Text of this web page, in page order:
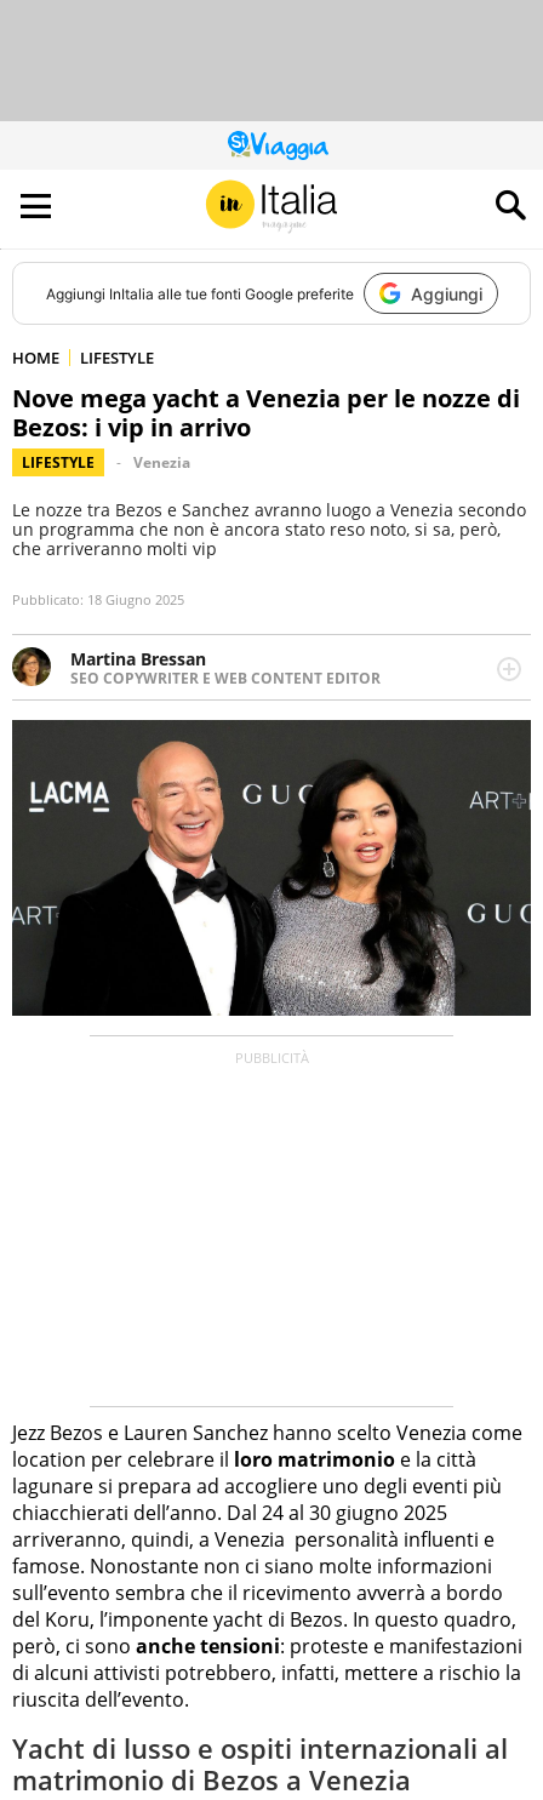
QUESTO
SITO
CONTRIBUISCE
ALL’AUDIENCE
DI
Aggiungi InItalia alle tue fonti Google preferite Aggiungi
HOME LIFESTYLE
Nove mega yacht a Venezia per le nozze di
Bezos: i vip in arrivo
LIFESTYLE Venezia
Le nozze tra Bezos e Sanchez avranno luogo a Venezia secondo
un programma che non è ancora stato reso noto, si sa, però,
che arriveranno molti vip
Pubblicato: 18 Giugno 2025
Martina Bressan
SEO COPYWRITER E WEB CONTENT EDITOR
Appassionata di viaggi, di trail running e di yoga, ama
scoprire nuovi posti e nuove culture. Curiosa,
determinata e intraprendente adora leggere ma
soprattutto scrivere.
Jezz Bezos e Lauren Sanchez hanno scelto Venezia come
location per celebrare il loro matrimonio e la città
lagunare si prepara ad accogliere uno degli eventi più
chiacchierati dell’anno. Dal 24 al 30 giugno 2025
arriveranno, quindi, a Venezia personalità influenti e
famose. Nonostante non ci siano molte informazioni
sull’evento sembra che il ricevimento avverrà a bordo
del Koru, l’imponente yacht di Bezos. In questo quadro,
però, ci sono anche tensioni: proteste e manifestazioni
di alcuni attivisti potrebbero, infatti, mettere a rischio la
riuscita dell’evento.
Yacht di lusso e ospiti internazionali al
matrimonio di Bezos a Venezia